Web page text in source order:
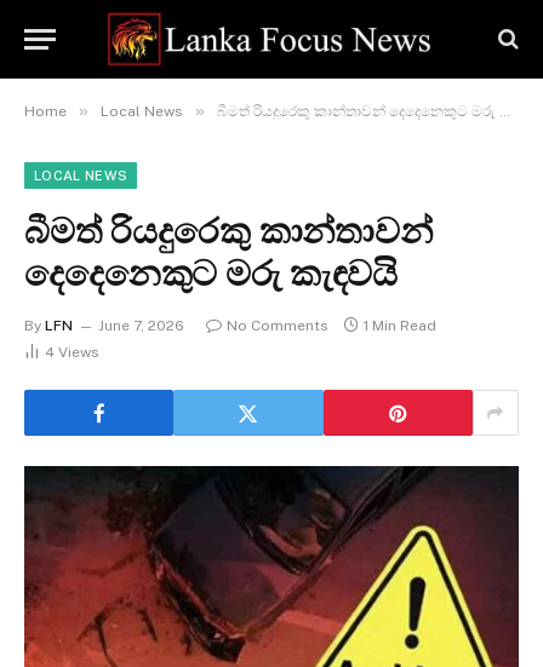
Home » Local News » බීමත් රියදුරෙකු කාන්තාවන් දෙදෙනෙකුට මරු කැඳවයි
LOCAL NEWS
බීමත් රියදුරෙකු කාන්තාවන්
දෙදෙනෙකුට මරු කැඳවයි
By LFN June 7, 2026 No Comments
1 Min Read
4 Views